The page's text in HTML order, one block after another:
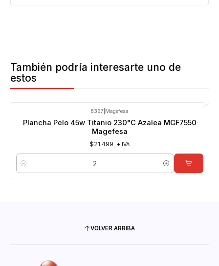
También podría interesarte uno de
estos
8367 Magefesa
Plancha Pelo 45w Titanio 230°C Azalea MGF7550
Magefesa
$21.499 + IVA
Cantidad
VOLVER ARRIBA